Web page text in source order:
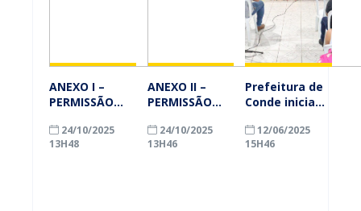
ANEXO I –
PERMISSÃO
PARA
PROJETOS DE
24/10/2025
13H48
ANEXO II –
PERMISSÃO
PARA
PROJETOS DE
24/10/2025
13H46
Prefeitura de
Conde inicia
popular do
Orçamento
12/06/2025
15H46